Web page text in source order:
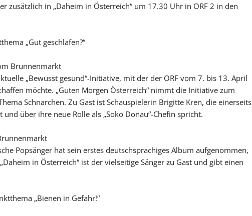
zusätzlich in „Daheim in Österreich“ um 17.30 Uhr in ORF 2 in den
„Gut geschlafen?“
Brunnenmarkt
„Bewusst gesund“-Initiative, mit der der ORF vom 7. bis 13. April
möchte. „Guten Morgen Österreich“ nimmt die Initiative zum
Schnarchen. Zu Gast ist Schauspielerin Brigitte Kren, die einerseits
und über ihre neue Rolle als „Soko Donau“-Chefin spricht.
Popsänger hat sein erstes deutschsprachiges Album aufgenommen,
in Österreich“ ist der vielseitige Sänger zu Gast und gibt einen
„Bienen in Gefahr!“